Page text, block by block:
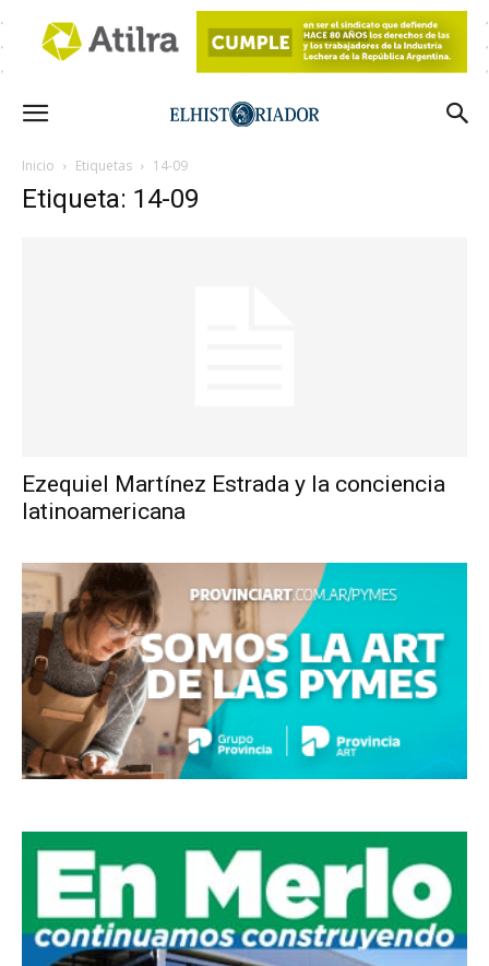
Inicio Etiquetas 14-09
Etiqueta: 14-09
Ezequiel Martínez Estrada y la conciencia
latinoamericana